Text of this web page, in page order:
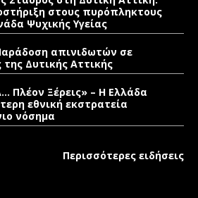
στους πυρόπληκτους
Ψυχικής Υγείας
απινιδωτών σε
Δυτικής Αττικής
Πλέον Ξέρεις» – Η Ελλάδα
εθνική εκστρατεία
νόσημα
Περισσότερες ειδήσεις